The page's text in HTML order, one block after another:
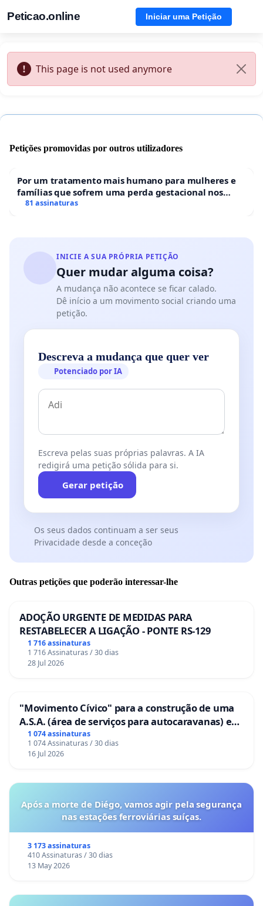
Peticao.online Iniciar uma Petição
This page is not used anymore
Petições promovidas por outros utilizadores
Por um tratamento mais humano para mulheres e
famílias que sofrem uma perda gestacional nos
hospitais portugueses
81 assinaturas
INICIE A SUA PRÓPRIA PETIÇÃO
Quer mudar alguma coisa?
A mudança não acontece se ficar calado.
Dê início a um movimento social criando uma
petição.
Descreva a mudança que quer ver
Potenciado por IA
Escreva pelas suas próprias palavras. A IA
redigirá uma petição sólida para si.
Gerar petição
Os seus dados continuam a ser seus
Privacidade desde a conceção
Outras petições que poderão interessar-lhe
ADOÇÃO URGENTE DE MEDIDAS PARA
RESTABELECER A LIGAÇÃO - PONTE RS-129
1 716 assinaturas
1 716 Assinaturas / 30 dias
28 Jul 2026
"Movimento Cívico" para a construção de uma
A.S.A. (área de serviços para autocaravanas) em
Coimbra
1 074 assinaturas
1 074 Assinaturas / 30 dias
16 Jul 2026
Após a morte de Diégo, vamos agir pela segurança
nas estações ferroviárias suíças.
3 173 assinaturas
410 Assinaturas / 30 dias
13 May 2026